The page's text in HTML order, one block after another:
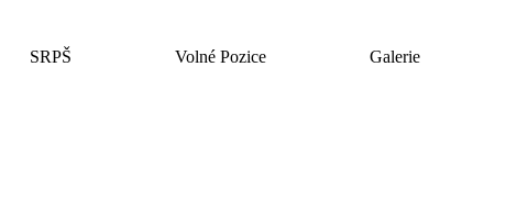
SRPŠ Volné Pozice Galerie